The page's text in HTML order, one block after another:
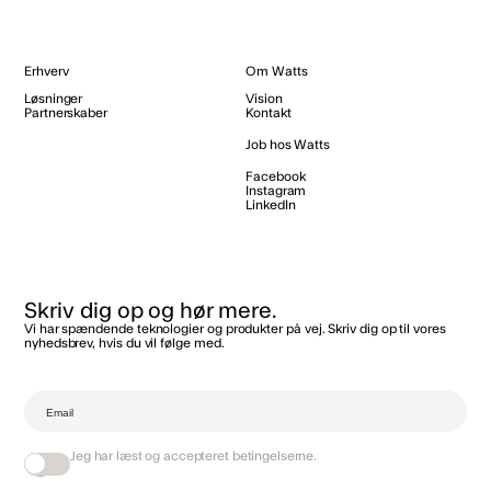
Erhverv
Løsninger
Partnerskaber
Om Watts
Vision
Kontakt
Job hos Watts
Facebook
Instagram
LinkedIn
Skriv dig op og hør mere.
Vi har spændende teknologier og produkter på vej. Skriv dig op til vores
nyhedsbrev, hvis du vil følge med.‌
Jeg har læst og accepteret betingelserne.